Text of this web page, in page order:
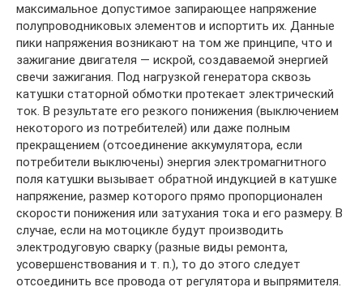
максимальное допустимое запирающее напряжение
полупроводниковых элементов и испортить их. Данные
пики напряжения возникают на том же принципе, что и
зажигание двигателя — искрой, создаваемой энергией
свечи зажигания. Под нагрузкой генератора сквозь
катушки статорной обмотки протекает электрический
ток. В результате его резкого понижения (выключением
некоторого из потребителей) или даже полным
прекращением (отсоединение аккумулятора, если
потребители выключены) энергия электромагнитного
поля катушки вызывает обратной индукцией в катушке
напряжение, размер которого прямо пропорционален
скорости понижения или затухания тока и его размеру. В
случае, если на мотоцикле будут производить
электродуговую сварку (разные виды ремонта,
усовершенствования и т. п.), то до этого следует
отсоединить все провода от регулятора и выпрямителя.